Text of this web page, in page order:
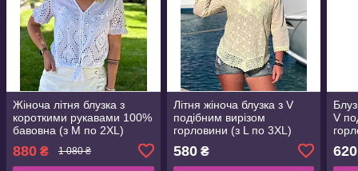
Жіноча літня блузка з
короткими рукавами 100%
бавовна (з M по 2XL)
880 ₴ 1 080 ₴
Літня жіноча блузка з V
подібним вирізом
горловини (з L по 3XL)
580₴
V
620